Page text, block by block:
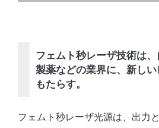
フェムト秒レーザ技術は、
製薬などの業界に、新し
もたらす。
フェムト秒レーザ光源は、出力